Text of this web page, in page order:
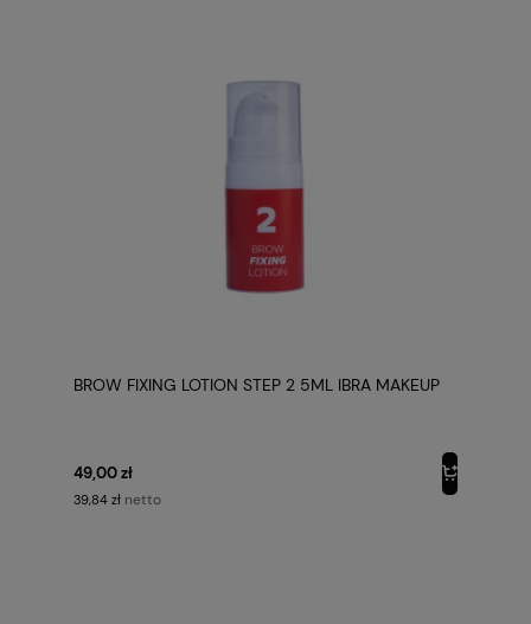
BROW FIXING LOTION STEP 2 5ML IBRA MAKEUP
49,00 zł
39,84 zł netto